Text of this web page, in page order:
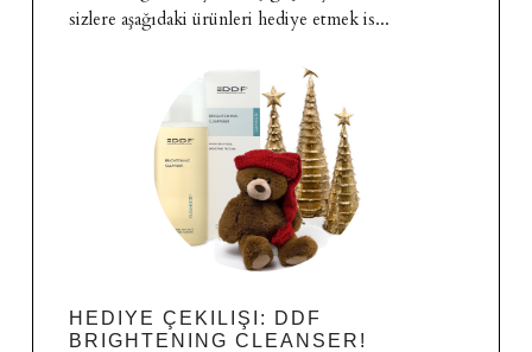
sizlere aşağıdaki ürünleri hediye etmek is...
HEDIYE ÇEKILIŞI: DDF
BRIGHTENING CLEANSER!